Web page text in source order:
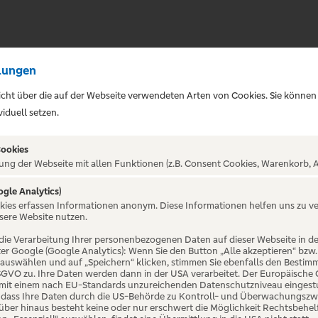
NICHT
über die auf der Webseite verwendeten Arten von Cookies. Sie
setzen.
der Webseite mit allen Funktionen (z.B. Consent Cookies, Warenkorb,
Analytics)
erfassen Informationen anonym. Diese Informationen helfen uns zu
Website nutzen.
Verarbeitung Ihrer personenbezogenen Daten auf dieser Webseite in
Google (Google Analytics): Wenn Sie den Button „Alle akzeptieren“
und auf „Speichern“ klicken, stimmen Sie ebenfalls den
zu. Ihre Daten werden dann in der USA verarbeitet. Der
einem nach EU-Standards unzureichenden Datenschutzniveau
Ihre Daten durch die US-Behörde zu Kontroll- und
hinaus besteht keine oder nur erschwert die Möglichkeit